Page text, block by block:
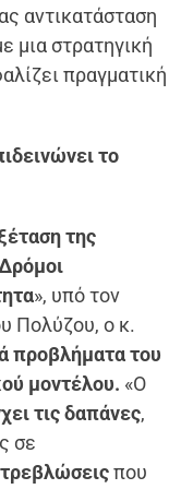
αντικατάσταση
μια στρατηγική
πραγματική
το
της
», υπό τον
Πολύζου, ο κ.
προβλήματα του
μοντέλου. «Ο
τις δαπάνες,
σε
που